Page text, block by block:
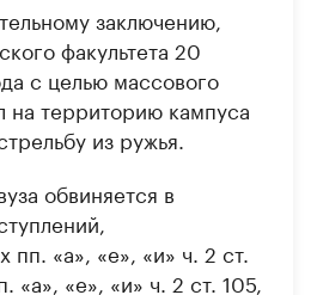
заключению,
факультета 20
с целью массового
на территорию кампуса
из ружья.
обвиняется в
пп. «а», «е», «и» ч. 2 ст.
«а», «е», «и» ч. 2 ст. 105,